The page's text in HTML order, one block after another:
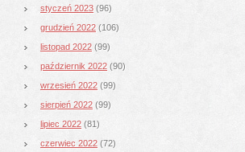
styczeń 2023 (96)
grudzień 2022 (106)
listopad 2022 (99)
październik 2022 (90)
wrzesień 2022 (99)
sierpień 2022 (99)
lipiec 2022 (81)
czerwiec 2022 (72)